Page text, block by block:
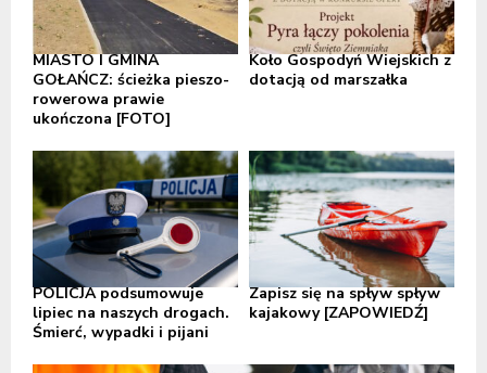
MIASTO I GMINA
GOŁAŃCZ: ścieżka pieszo-
rowerowa prawie
ukończona [FOTO]
Koło Gospodyń Wiejskich z
dotacją od marszałka
POLICJA podsumowuje
lipiec na naszych drogach.
Śmierć, wypadki i pijani
Zapisz się na spływ spływ
kajakowy [ZAPOWIEDŹ]